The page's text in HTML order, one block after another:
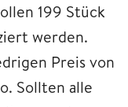
199 Stück
werden.
Preis von
Sollten alle